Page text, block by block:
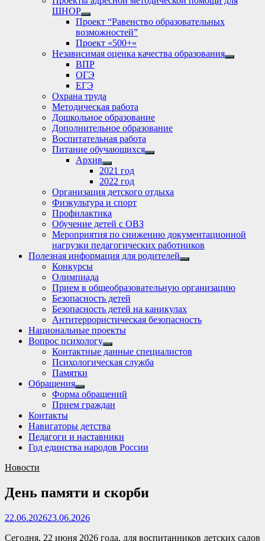
ШНОР
Show
sub
menu
Проект “Равенство образовательных
возможностей”
Проект «500+»
Независимая оценка качества образования
Show
ВПР
ОГЭ
ЕГЭ
Охрана труда
Методическая работа
Дошкольное образование
Дополнительное образование
Воспитательная работа
Питание обучающихся
Show
Архив
Show
sub
menu
2021 год
2022 год
Организация детского отдыха
Физкультура и спорт
Профилактика
Обучение детей с ОВЗ
Мероприятия по снижению документационной
нагрузки педагогических работников
Полезная информация для родителей
Show
Конкурсы
Олимпиада
Прием в общеобразовательную организацию
Безопасность детей
Безопасность детей на каникулах
Антитеррористическая безопасность
Национальные проекты
Вопрос психологу
Show
sub
menu
Контактные данные специалистов
Психологическая служба
Памятки
Обращения
Show
sub
menu
Форма обращений
Прием граждан
Контакты
Навигаторы детства
Педагоги и наставники
Год единства народов России
Новости
День памяти и скорби
22.06.202623.06.2026
Сегодня, 22 июня 2026 года, для воспитанников детских садов